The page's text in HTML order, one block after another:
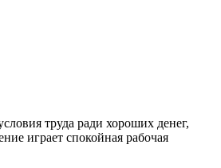
труда ради хороших денег,
играет спокойная рабочая